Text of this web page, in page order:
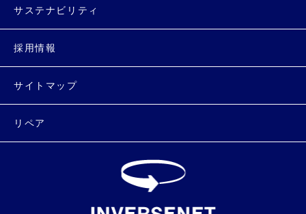
サステナビリティ
採用情報
サイトマップ
リペア